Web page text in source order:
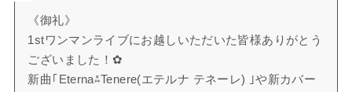
《御礼》
1stワンマンライブにお越しいただいた皆様ありがとう
ございました！✿
新曲｢Eterna⁂Tenere(エテルナ テネーレ) ｣や新カバー